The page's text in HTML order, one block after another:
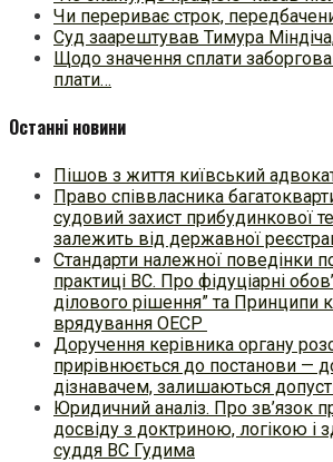
Чи перериває строк,
Суд заарештував Тимура
Щодо значення сплати
плати…
Останні новини
Пішов з життя київський
Право співвласника
судовий захист прибудинкової
залежить від державної
Стандарти належної поведінки
практиці ВC. Про фідуціарні
ділового рішення” та Принципи
врядування ОЕСР
Доручення керівника органу
прирівнюється до постанови —
дізнавачем, залишаються
Юридичний аналіз. Про зв’язок
досвіду з доктриною, логікою і
суддя ВС Гудима